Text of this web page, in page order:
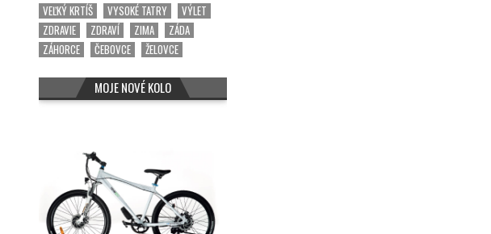
VEĽKÝ KRTÍŠ
VYSOKÉ TATRY
VÝLET
ZDRAVIE
ZDRAVÍ ZIMA
ZÁDA
ZÁHORCE
ČEBOVCE ŽELOVCE
MOJE NOVÉ KOLO